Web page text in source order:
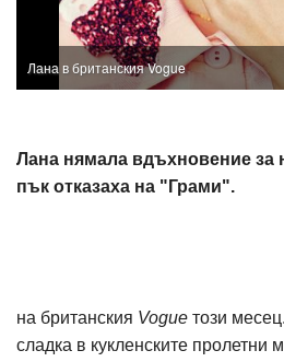
Лана в британския Vogue
Лана нямала вдъхновение за
пък отказаха на "Грами".
на британския Vogue този
сладка в кукленските пролетни